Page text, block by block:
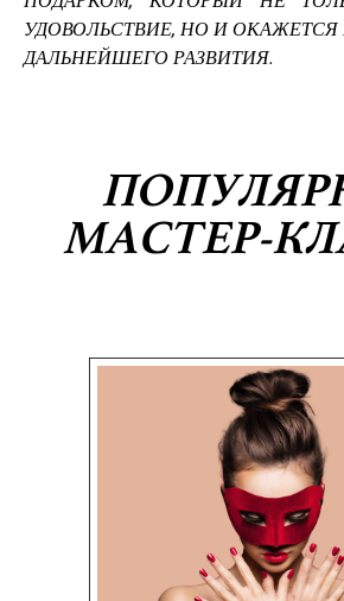
УДОВОЛЬСТВИЕ, НО И
ДАЛЬНЕЙШЕГО РАЗВИТИЯ.
МАСТЕР-